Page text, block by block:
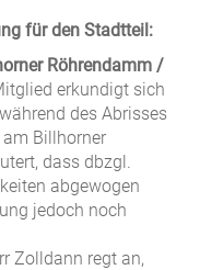
für den Stadtteil:
Röhrendamm /
erkundigt sich
des Abrisses
am Billhorner
dass dbzgl.
abgewogen
jedoch noch
Zolldann regt an,